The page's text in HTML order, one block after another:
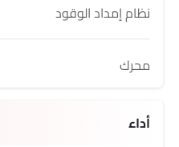
نظام إمداد الوقود
محرك
أداء